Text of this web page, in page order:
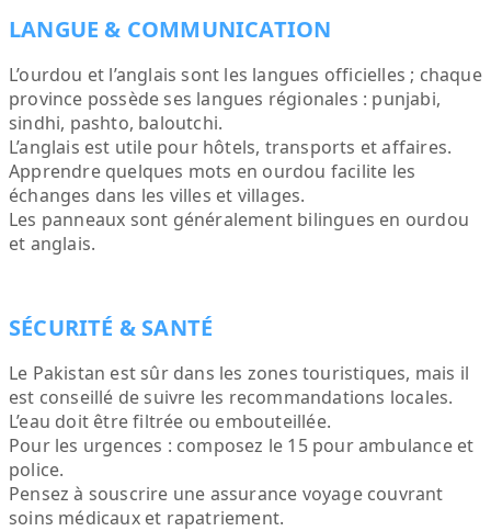
LANGUE & COMMUNICATION
L’ourdou et l’anglais sont les langues officielles ; chaque
province possède ses langues régionales : punjabi,
sindhi, pashto, baloutchi.
L’anglais est utile pour hôtels, transports et affaires.
Apprendre quelques mots en ourdou facilite les
échanges dans les villes et villages.
Les panneaux sont généralement bilingues en ourdou
et anglais.
SÉCURITÉ & SANTÉ
Le Pakistan est sûr dans les zones touristiques, mais il
est conseillé de suivre les recommandations locales.
L’eau doit être filtrée ou embouteillée.
Pour les urgences : composez le 15 pour ambulance et
police.
Pensez à souscrire une assurance voyage couvrant
soins médicaux et rapatriement.